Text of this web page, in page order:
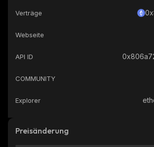
Verträge
Webseite
API ID
COMMUNITY
Explorer
Preisänderung